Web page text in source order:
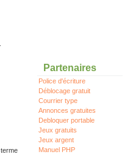
Partenaires
Police d'écriture
Déblocage gratuit
Courrier type
Annonces gratuites
Debloquer portable
Jeux gratuits
Jeux argent
Manuel PHP